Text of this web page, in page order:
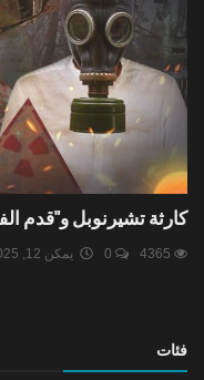
كارثة تشيرنوبل و"قدم
يمكن 12, 2025
فئات